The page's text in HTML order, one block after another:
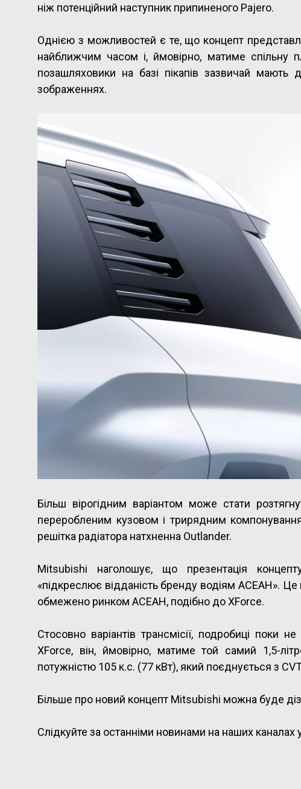
ніж потенційний наступник припиненого Pajero.
Однією з можливостей є те, що концепт
найближчим часом і, ймовірно, матиме спільну
позашляховики на базі пікапів зазвичай
зображеннях.
Більш вірогідним варіантом може стати
переробленим кузовом і трирядним
решітка радіатора натхненна Outlander.
Mitsubishi наголошує, що презентація
«підкреслює відданість бренду водіям АСЕАН».
обмежено ринком АСЕАН, подібно до XForce.
Стосовно варіантів трансмісії, подробиці поки
XForce, він, ймовірно, матиме той самий 1,5-
потужністю 105 к.с. (77 кВт), який поєднується з
Більше про новий концепт Mitsubishi можна буде
Слідкуйте за останніми новинами на наших каналах